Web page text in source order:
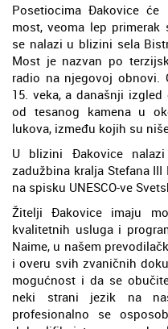
Posetiocima Đakovice
most, veoma lep
se nalazi u blizini sela
Most je nazvan po
radio na njegovoj obnovi.
15. veka, a današnji
od tesanog kamena u
lukova, između kojih su
U blizini Đakovice
zadužbina kralja Stefana
na spisku UNESCO-ve
Žitelji Đakovice imaju
kvalitetnih usluga i
Naime, u našem
i overu svih zvaničnih
mogućnost i da se
neki strani jezik na
profesionalno se